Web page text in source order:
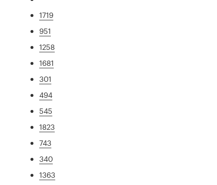
1719
951
1258
1681
301
494
545
1823
743
340
1363